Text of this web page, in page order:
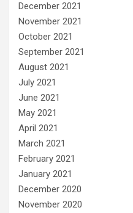
December 2021
November 2021
October 2021
September 2021
August 2021
July 2021
June 2021
May 2021
April 2021
March 2021
February 2021
January 2021
December 2020
November 2020